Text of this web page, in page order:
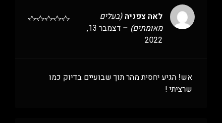
לאה צפניה (בעלים
מאומתים) –
דצמבר 13,
2022
אש! הגיע יחסית מהר תוך שבועיים בדיוק כמו
שרציתי !